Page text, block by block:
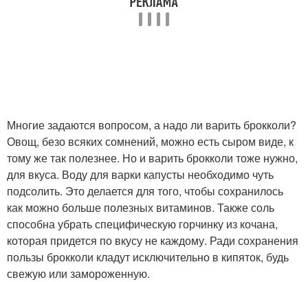
Многие задаются вопросом, а надо ли варить брокколи?
Овощ, безо всяких сомнений, можно есть сыром виде, к
тому же так полезнее. Но и варить брокколи тоже нужно,
для вкуса. Воду для варки капусты необходимо чуть
подсолить. Это делается для того, чтобы сохранилось
как можно больше полезных витаминов. Также соль
способна убрать специфическую горчинку из кочана,
которая придется по вкусу не каждому. Ради сохранения
пользы брокколи кладут исключительно в кипяток, будь
свежую или замороженную.